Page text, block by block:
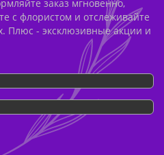
заказ мгновенно,
с флористом и отслеживайте
Плюс - эксклюзивные акции и